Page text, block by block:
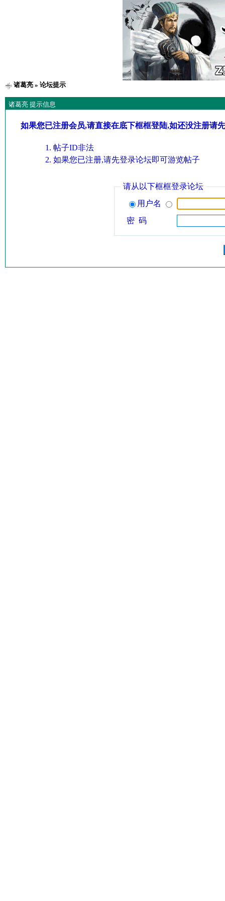
诸葛亮» 论坛提示
诸葛亮 提示信息
如果您已注册会员,请直接在底下框框登陆,如还没注册请
帖子ID非法
如果您已注册,请先登录论坛即可游览帖子
请从以下框框登录论坛
用户名
密 码